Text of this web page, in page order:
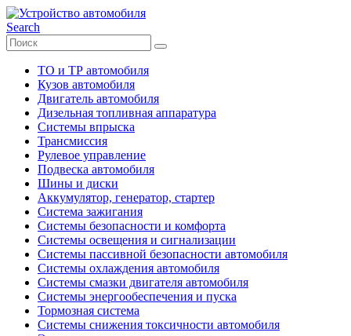
Search
ТО и ТР автомобиля
Кузов автомобиля
Двигатель автомобиля
Дизельная топливная аппаратура
Системы впрыска
Трансмиссия
Рулевое управление
Подвеска автомобиля
Шины и диски
Аккумулятор, генератор, стартер
Система зажигания
Системы безопасности и комфорта
Системы освещения и сигнализации
Системы пассивной безопасности автомобиля
Системы охлаждения автомобиля
Системы смазки двигателя автомобиля
Системы энергообеспечения и пуска
Тормозная система
Системы снижения токсичности автомобиля